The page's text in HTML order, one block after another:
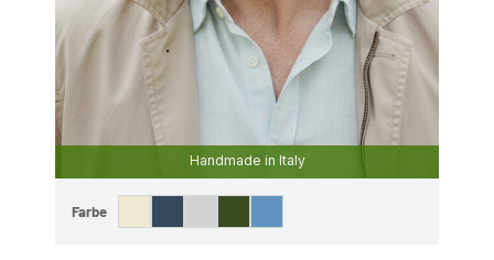
Handmade in Italy
Farbe